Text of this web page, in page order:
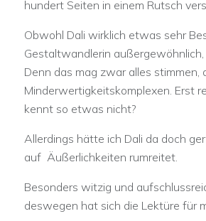
hundert Seiten in einem Rutsch
Obwohl Dali wirklich etwas sehr
Gestaltwandlerin
Denn das mag zwar alles
Minderwertigkeitskomplexen. Erst
kennt so etwas nicht?
Allerdings hätte ich Dali da doch
auf Äußerlichkeiten rumreitet.
Besonders witzig und
deswegen hat sich die Lektüre für